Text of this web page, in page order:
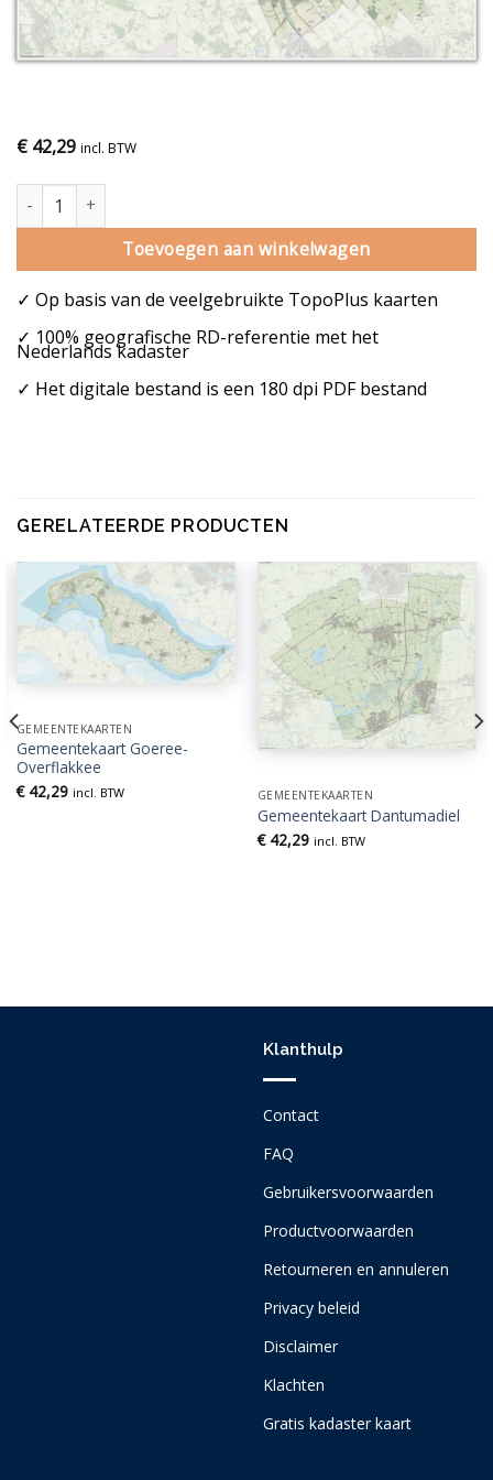
€ 42,29 incl. BTW
Gemeentekaart Twenterand aantal
Toevoegen aan winkelwagen
✓ Op basis van de veelgebruikte TopoPlus kaarten
✓ 100% geografische RD-referentie met het
Nederlands kadaster
✓ Het digitale bestand is een 180 dpi PDF bestand
GERELATEERDE PRODUCTEN
GEMEENTEKAARTEN
Gemeentekaart Goeree-
Overflakkee
€42,29 incl. BTW GEMEENTEKAARTEN
Gemeentekaart Dantumadiel
€42,29 incl. BTW
Klanthulp
Contact
FAQ
Gebruikersvoorwaarden
Productvoorwaarden
Retourneren en annuleren
Privacy beleid
Disclaimer
Klachten
Gratis kadaster kaart